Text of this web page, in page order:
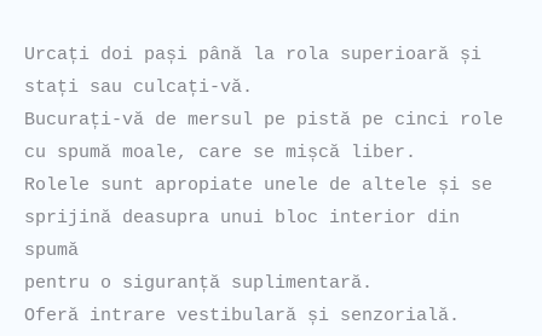
Urcați doi pași până la rola superioară și
stați sau culcați-vă.
Bucurați-vă de mersul pe pistă pe cinci role
cu spumă moale, care se mișcă liber.
Rolele sunt apropiate unele de altele și se
sprijină deasupra unui bloc interior din
spumă
pentru o siguranță suplimentară.
Oferă intrare vestibulară și senzorială.